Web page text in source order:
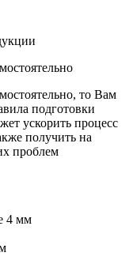
то Вам
подготовки
ускорить процесс
получить на
проблем
4 мм